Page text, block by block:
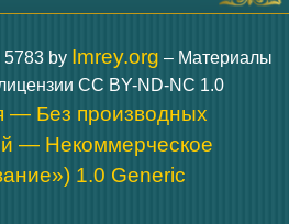
5783 by Imrey.org – Материалы
CC BY-ND-NC 1.0
— Без производных
— Некоммерческое
1.0 Generic